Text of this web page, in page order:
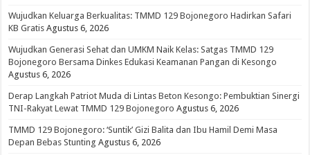
Wujudkan Keluarga Berkualitas: TMMD 129 Bojonegoro Hadirkan Safari
KB Gratis Agustus 6, 2026
Wujudkan Generasi Sehat dan UMKM Naik Kelas: Satgas TMMD 129
Bojonegoro Bersama Dinkes Edukasi Keamanan Pangan di Kesongo
Agustus 6, 2026
Derap Langkah Patriot Muda di Lintas Beton Kesongo: Pembuktian Sinergi
TNI-Rakyat Lewat TMMD 129 Bojonegoro Agustus 6, 2026
TMMD 129 Bojonegoro: ‘Suntik’ Gizi Balita dan Ibu Hamil Demi Masa
Depan Bebas Stunting Agustus 6, 2026